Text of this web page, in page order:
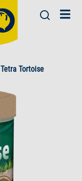
Tetra Tortoise